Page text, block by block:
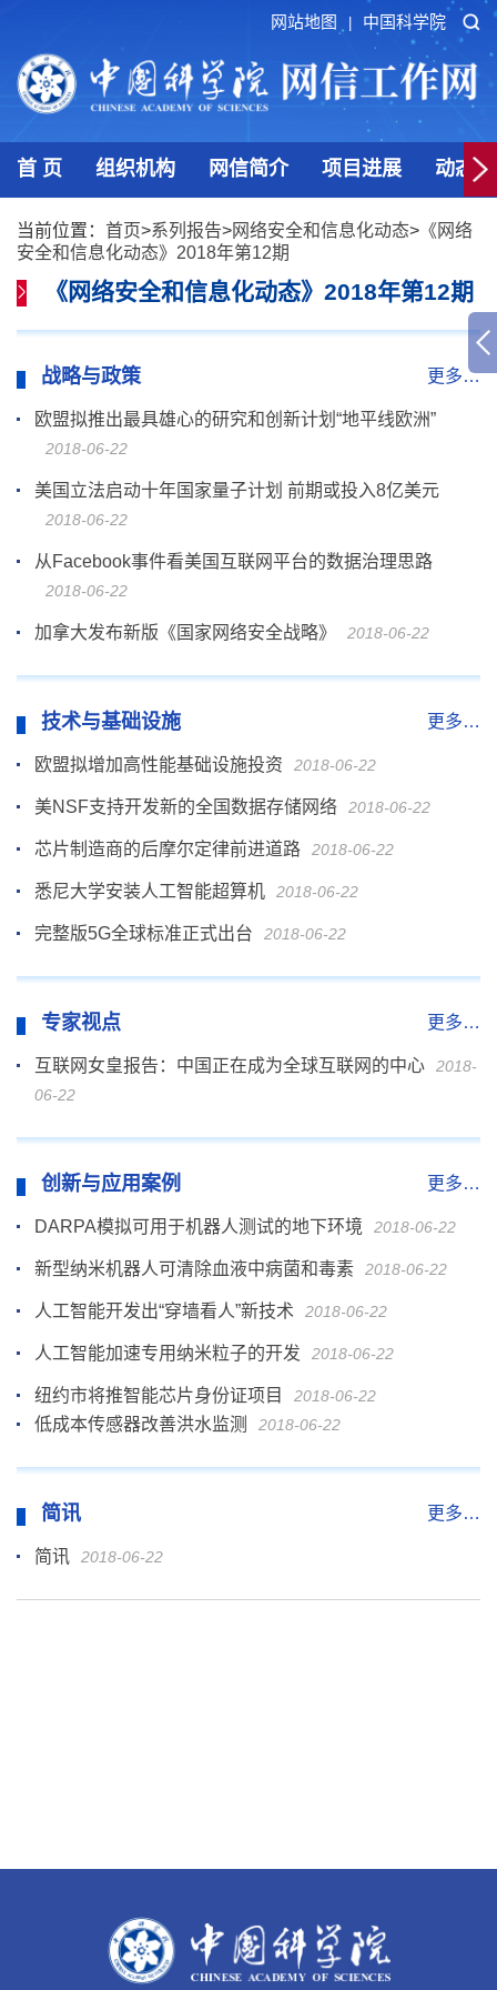
网站地图 中国科学院
首 页 组织机构 网信简介 项目进展 动态
当前位置： 首页>系列报告>网络安全和信息化动态> 《网络
安全和信息化动态》2018年第12期
《网络安全和信息化动态》2018年第12期
战略与政策 更多…
欧盟拟推出最具雄心的研究和创新计划“地平线欧洲”
2018-06-22
美国立法启动十年国家量子计划 前期或投入8亿美元
2018-06-22
从Facebook事件看美国互联网平台的数据治理思路
2018-06-22
加拿大发布新版《国家网络安全战略》 2018-06-22
技术与基础设施 更多…
欧盟拟增加高性能基础设施投资 2018-06-22
美NSF支持开发新的全国数据存储网络 2018-06-22
芯片制造商的后摩尔定律前进道路 2018-06-22
悉尼大学安装人工智能超算机 2018-06-22
完整版5G全球标准正式出台 2018-06-22
专家视点 更多…
互联网女皇报告：中国正在成为全球互联网的中心
2018-
06-22
创新与应用案例 更多…
DARPA模拟可用于机器人测试的地下环境 2018-06-22
新型纳米机器人可清除血液中病菌和毒素 2018-06-22
人工智能开发出“穿墙看人”新技术 2018-06-22
人工智能加速专用纳米粒子的开发 2018-06-22
纽约市将推智能芯片身份证项目 2018-06-22
低成本传感器改善洪水监测 2018-06-22
简讯 更多…
简讯 2018-06-22